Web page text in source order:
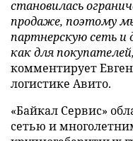
становилась
продаже, поэтому
партнерскую сеть и
как для
комментирует
логистике Авито.
«Байкал Сервис»
сетью и